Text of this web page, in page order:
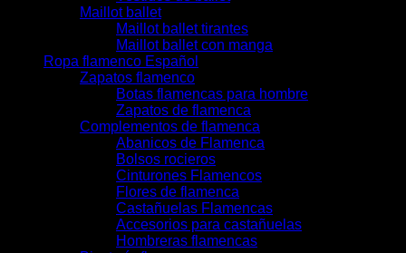
Maillot ballet
Maillot ballet tirantes
Maillot ballet con manga
Ropa flamenco Español
Zapatos flamenco
Botas flamencas para hombre
Zapatos de flamenca
Complementos de flamenca
Abanicos de Flamenca
Bolsos rocieros
Cinturones Flamencos
Flores de flamenca
Castañuelas Flamencas
Accesorios para castañuelas
Hombreras flamencas